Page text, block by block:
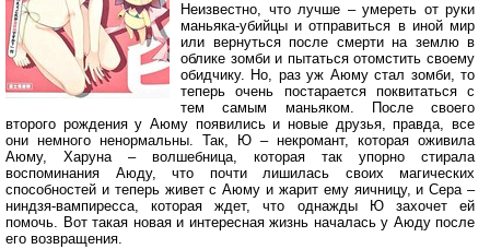
Неизвестно, что лучше – умереть от руки
маньяка-убийцы и отправиться в иной мир
или вернуться после смерти на землю в
облике зомби и пытаться отомстить своему
обидчику. Но, раз уж Аюму стал зомби, то
теперь очень постарается поквитаться с
тем самым маньяком. После своего
второго рождения у Аюму появились и новые друзья, правда, все
они немного ненормальны. Так, Ю – некромант, которая оживила
Аюму, Харуна – волшебница, которая так упорно стирала
воспоминания Аюду, что почти лишилась своих магических
способностей и теперь живет с Аюму и жарит ему яичницу, и Сера –
ниндзя-вампиресса, которая ждет, что однажды Ю захочет ей
помочь. Вот такая новая и интересная жизнь началась у Аюду после
его возвращения.